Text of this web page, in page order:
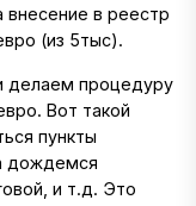
внесение в реестр
(из 5тыс).
делаем процедуру
Вот такой
пункты
дождемся
и т.д. Это